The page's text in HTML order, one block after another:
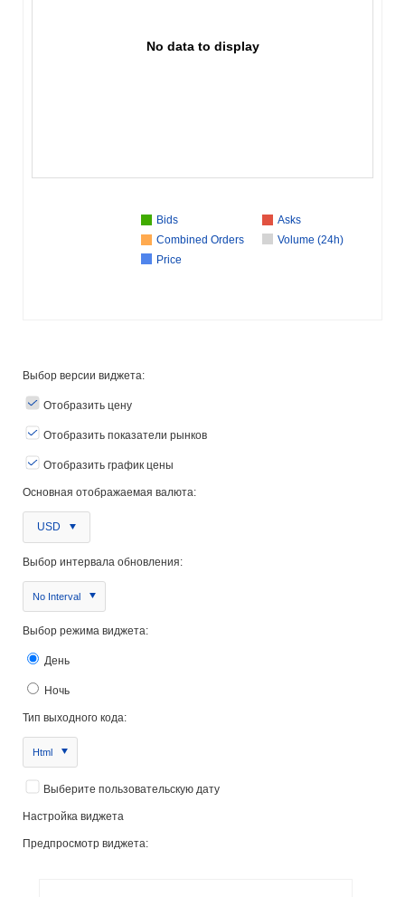
No data to display
Bids
Asks
Combined Orders
Volume (24h)
Price
Выбор версии виджета:
Отобразить цену
Отобразить показатели рынков
Отобразить график цены
Основная отображаемая валюта:
USD
Выбор интервала обновления:
No Interval
Выбор режима виджета:
День
Ночь
Тип выходного кода:
Html
Выберите пользовательскую дату
Настройка виджета
Предпросмотр виджета: